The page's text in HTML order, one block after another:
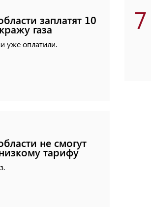
заплатят 10
газа
уже оплатили.
не смогут
тарифу
7